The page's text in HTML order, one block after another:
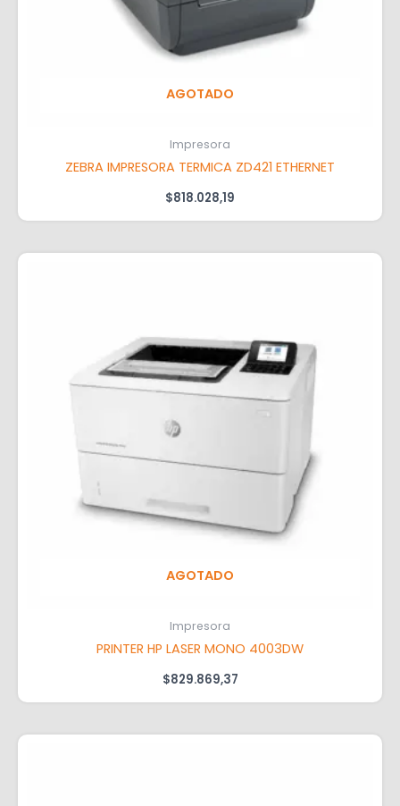
AGOTADO
Impresora
ZEBRA IMPRESORA TERMICA ZD421 ETHERNET
$818.028,19
AGOTADO
Impresora
PRINTER HP LASER MONO 4003DW
$829.869,37